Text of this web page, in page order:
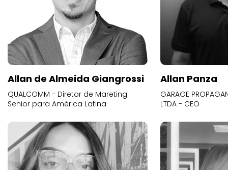
Allan de Almeida Giangrossi
QUALCOMM - Diretor de Mareting
Senior para América Latina
Allan Panza
GARAGE
LTDA - CEO